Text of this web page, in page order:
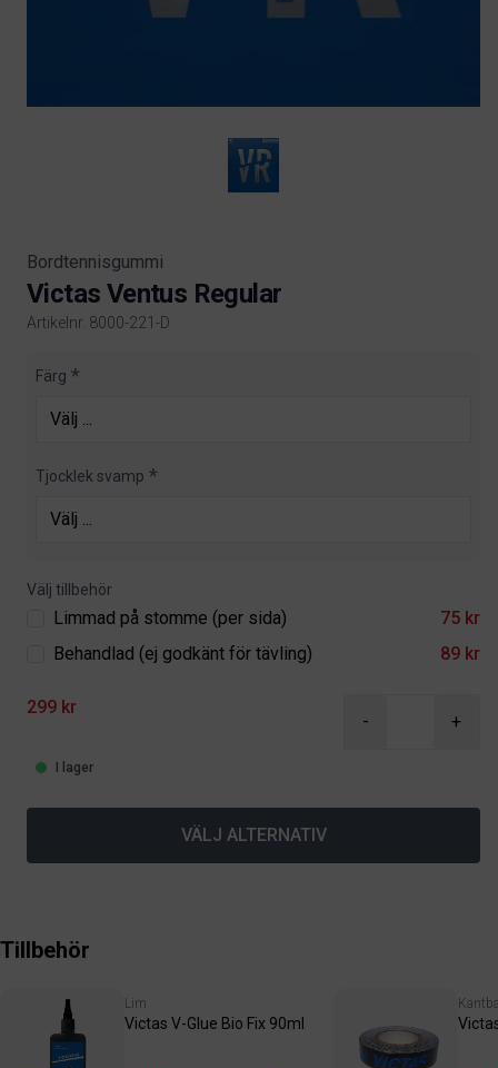
Bordtennisgummi
Victas Ventus Regular
Artikelnr. 8000-221-D
Färg
Tjocklek svamp
Välj tillbehör
Limmad på stomme (per sida)
75 kr
Behandlad (ej godkänt för tävling)
89 kr
299 kr
- +
I lager
VÄLJ ALTERNATIV
Tillbehör
Lim
Victas V-Glue Bio Fix 90ml